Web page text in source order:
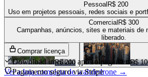
R$ 200
R$ 200 R$
Ver a loja completa dewahdedrone →
Pessoal R$ 200
Uso em projetos pessoais, redes sociais e
Comercial R$ 300
Campanhas, anúncios, sites e materiais de
liberado.
Comprar licença
Download imediato após o pagamento
Pagamento seguro via Stripe